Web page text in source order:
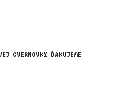
CVERNOVKY ĎAKUJEME